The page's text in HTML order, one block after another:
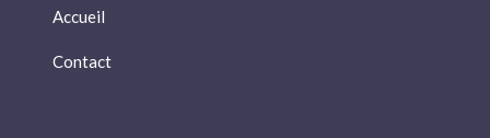
Accueil
Contact